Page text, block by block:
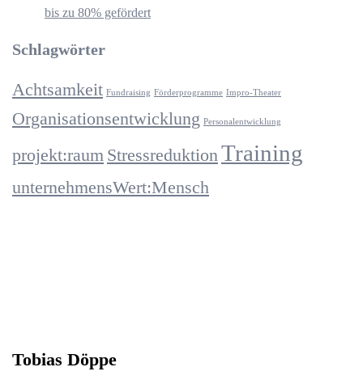
bis zu 80% gefördert
Schlagwörter
Achtsamkeit Fundraising Förderprogramme Impro-Theater
Organisationsentwicklung Personalentwicklung
projekt:raum StressreduktionTraining
unternehmensWert:Mensch
Tobias Döppe